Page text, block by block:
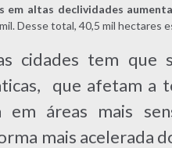
em altas declividades
Desse total, 40,5 mil hectares
cidades tem
que afetam a
em áreas mais
mais acelerada